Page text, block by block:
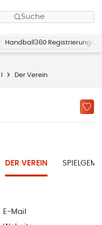
Suche
Handball360 Registrierung
Der Verein
DER VEREIN
E-Mail